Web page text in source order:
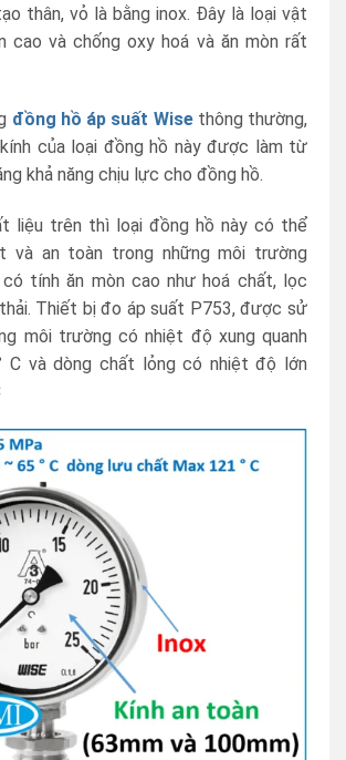
thân, vỏ là bằng inox. Đây là loại vật
cao và chống oxy hoá và ăn mòn rất
đồng hồ áp suất Wisethông thường,
của loại đồng hồ này được làm từ
khả năng chịu lực cho đồng hồ.
liệu trên thì loại đồng hồ này có thể
và an toàn trong những môi trường
tính ăn mòn cao như hoá chất, lọc
Thiết bị đo áp suất P753, được sử
môi trường có nhiệt độ xung quanh
và dòng chất lỏng có nhiệt độ lớn